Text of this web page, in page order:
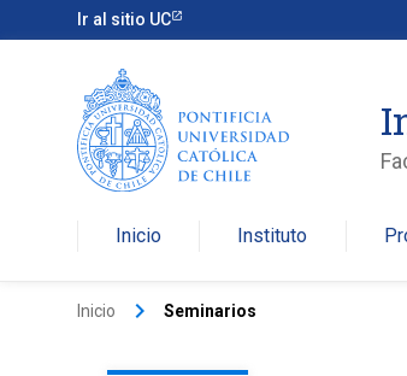
Ir al sitio UC
Inicio Instituto
Inicio keyboard_arrow_right Seminarios